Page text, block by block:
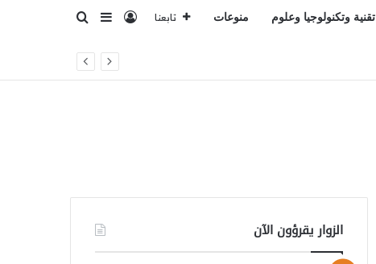
تقنية وتكنولوجيا وعلوم منوعات تابعنا تسجيل الدخول
إضافة عمود
بحث عن
الزوار يقرؤون الآن